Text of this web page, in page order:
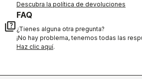
Descubra la política de devoluciones
quiz
FAQ
¿Tienes alguna otra pregunta?
¡No hay problema, tenemos todas las
Haz clic aquí.